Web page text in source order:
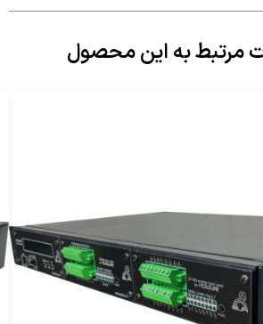
مرتبط به این محصول